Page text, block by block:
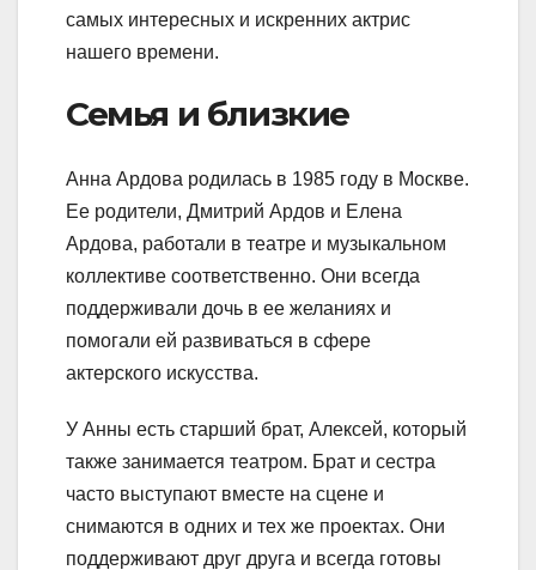
самых интересных и искренних актрис
нашего времени.
Семья и близкие
Анна Ардова родилась в 1985 году в Москве.
Ее родители, Дмитрий Ардов и Елена
Ардова, работали в театре и музыкальном
коллективе соответственно. Они всегда
поддерживали дочь в ее желаниях и
помогали ей развиваться в сфере
актерского искусства.
У Анны есть старший брат, Алексей, который
также занимается театром. Брат и сестра
часто выступают вместе на сцене и
снимаются в одних и тех же проектах. Они
поддерживают друг друга и всегда готовы